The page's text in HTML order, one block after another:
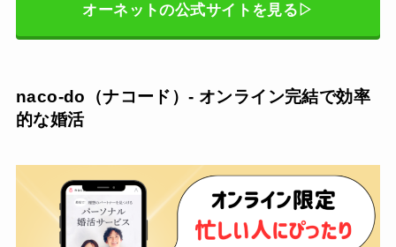
オーネットの公式サイトを見る▷
naco-do（ナコード）- オンライン完結で効率
的な婚活